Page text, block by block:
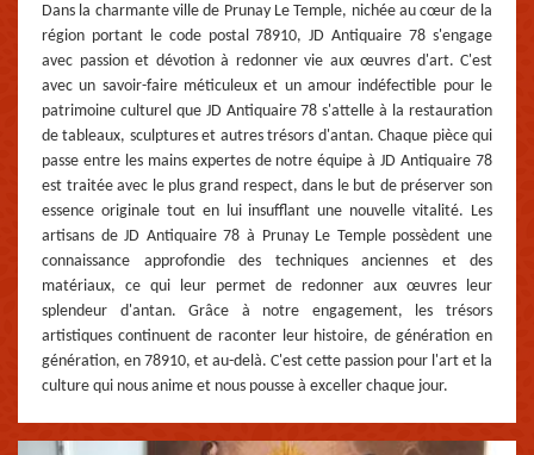
Dans la charmante ville de Prunay Le Temple, nichée au cœur de la
région portant le code postal 78910, JD Antiquaire 78 s'engage
avec passion et dévotion à redonner vie aux œuvres d'art. C'est
avec un savoir-faire méticuleux et un amour indéfectible pour le
patrimoine culturel que JD Antiquaire 78 s'attelle à la restauration
de tableaux, sculptures et autres trésors d'antan. Chaque pièce qui
passe entre les mains expertes de notre équipe à JD Antiquaire 78
est traitée avec le plus grand respect, dans le but de préserver son
essence originale tout en lui insufflant une nouvelle vitalité. Les
artisans de JD Antiquaire 78 à Prunay Le Temple possèdent une
connaissance approfondie des techniques anciennes et des
matériaux, ce qui leur permet de redonner aux œuvres leur
splendeur d'antan. Grâce à notre engagement, les trésors
artistiques continuent de raconter leur histoire, de génération en
génération, en 78910, et au-delà. C'est cette passion pour l'art et la
culture qui nous anime et nous pousse à exceller chaque jour.